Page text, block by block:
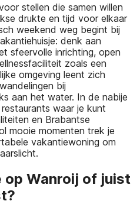
stellen die samen willen
drukte en tijd voor elkaar
weekend weg begint bij
denk aan
sfeervolle inrichting, open
zoals een
omgeving leent zich
bij
aan het water. In de nabije
waar je kunt
en Brabantse
mooie momenten trek je
vakantiewoning om
Wanroij of juist